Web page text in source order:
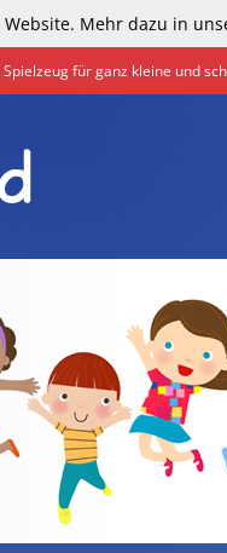
Mehr dazu in
für ganz kleine und